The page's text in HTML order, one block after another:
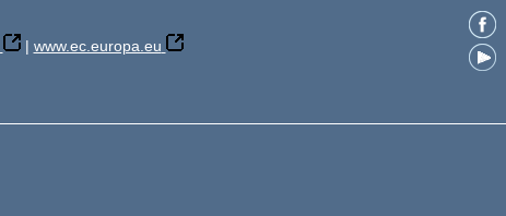
| www.ec.europa.eu